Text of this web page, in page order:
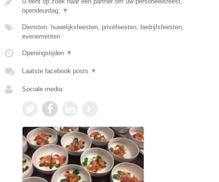
opendeurdag,
▼
Diensten: huwelijksfeesten, privéfeesten, bedrijfsfeesten,
evenementen
Openingstijden ▼
Laatste facebook posts ▼
Sociale media: